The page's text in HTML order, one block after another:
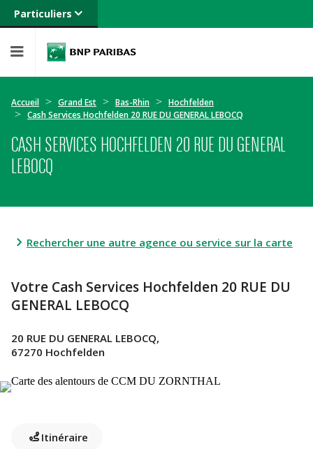
Particuliers
Banque privée
Entreprises
Accueil Grand Est Bas-Rhin
Hochfelden
Cash Services Hochfelden 20 RUE DU GENERAL LEBOCQ
CASH SERVICES HOCHFELDEN 20 RUE DU GENERAL
LEBOCQ
Rechercher une autre agence ou service sur la carte
Votre Cash Services Hochfelden 20 RUE DU
GENERAL LEBOCQ
20 RUE DU GENERAL LEBOCQ,
67270 Hochfelden
Itinéraire